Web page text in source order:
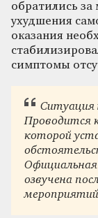
обратились
ухудшения
оказания
симптомы
Ситуация
Проводится
которой
Официальная
озвучена